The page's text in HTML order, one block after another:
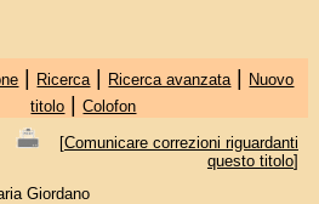
| Ricerca | Ricerca avanzata | Nuovo
titolo |Colofon
[Comunicare correzioni riguardanti
questo titolo]
Giordano